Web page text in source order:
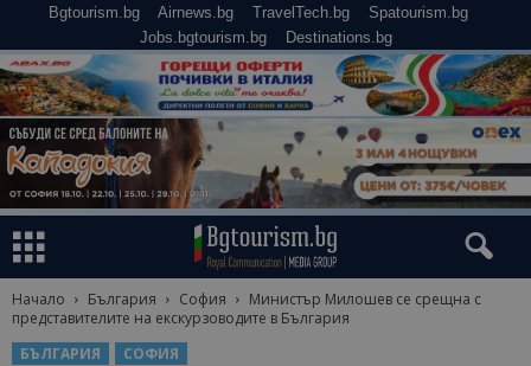
Bgtourism.bg Airnews.bg TravelTech.bg
Spatourism.bg
Jobs.bgtourism.bg
Destinations.bg
Начало България София
Министър Милошев се срещна с
представителите на екскурзоводите в България
БЪЛГАРИЯ
СОФИЯ